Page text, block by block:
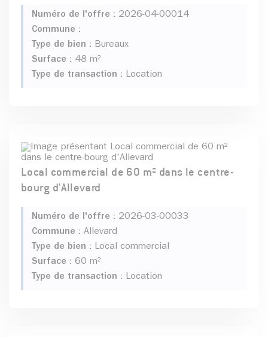
Numéro de l'offre : 2026-04-00014
Commune :
Type de bien : Bureaux
Surface : 48 m²
Type de transaction : Location
Local commercial de 60 m² dans le centre-
bourg d'Allevard
Numéro de l'offre : 2026-03-00033
Commune : Allevard
Type de bien : Local commercial
Surface : 60 m²
Type de transaction : Location